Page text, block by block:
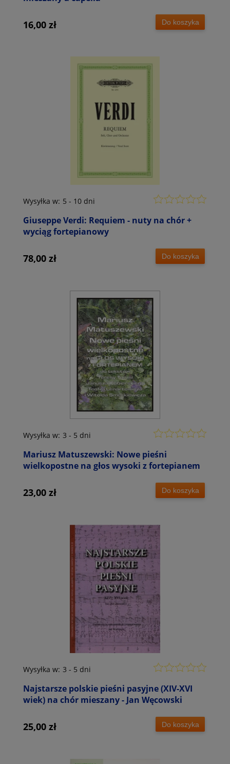
16,00 zł Do koszyka
Giuseppe Verdi: Requiem - nuty na chór +
wyciąg fortepianowy
Wysyłka w: 5 - 10 dni
78,00 zł Do koszyka
Mariusz Matuszewski: Nowe pieśni
wielkopostne na głos wysoki z fortepianem
Wysyłka w: 3 - 5 dni
23,00 zł Do koszyka
Najstarsze polskie pieśni pasyjne (XIV-XVI
wiek) na chór mieszany - Jan Węcowski
Wysyłka w: 3 - 5 dni
25,00 zł Do koszyka